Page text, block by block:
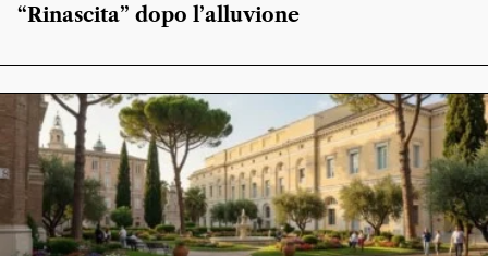
“Rinascita” dopo l’alluvione